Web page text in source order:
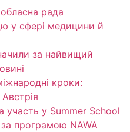
рада
у сфері медицини й
за найвищий
кроки:
у Summer School
програмою NAWA